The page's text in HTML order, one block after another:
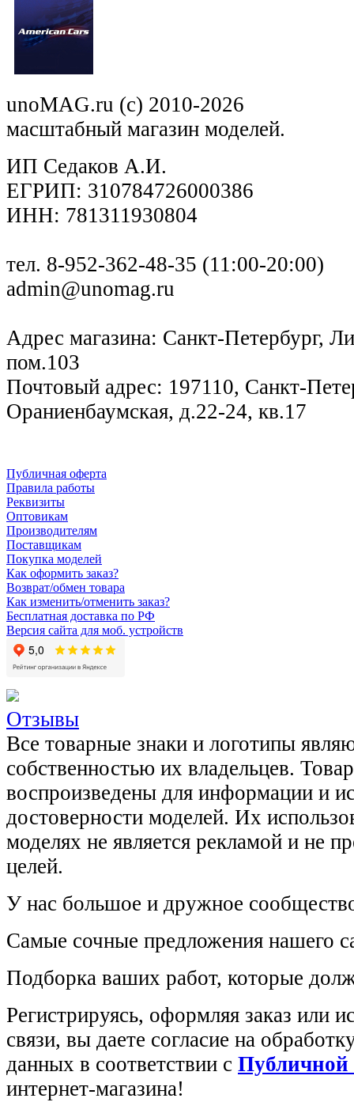
unoMAG.ru (c) 2010-2026
масштабный магазин моделей.
ИП Седаков А.И.
ЕГРИП: 310784726000386
ИНН: 781311930804
тел. 8-952-362-48-35 (11:00-20:00)
admin@unomag.ru
Адрес магазина: Санкт-Петербург,
пом.103
Почтовый адрес: 197110, Санкт-
Ораниенбаумская, д.22-24, кв.17
Публичная оферта
Правила работы
Реквизиты
Оптовикам
Производителям
Поставщикам
Покупка моделей
Как оформить заказ?
Возврат/обмен товара
Как изменить/отменить заказ?
Бесплатная доставка по РФ
Версия сайта для моб. устройств
Отзывы
Все товарные знаки и логотипы
собственностью их владельцев.
воспроизведены для информации и
достоверности моделей. Их
моделях не является рекламой и не
целей.
У нас большое и дружное
Самые сочные предложения нашего
Подборка ваших работ, которые
Регистрируясь, оформляя заказ или
связи, вы даете согласие на
данных в соответствии с Публичной
интернет-магазина!